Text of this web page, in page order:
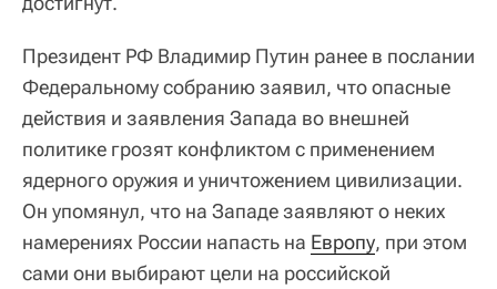
Президент РФ Владимир Путин ранее в послании
Федеральному собранию заявил, что опасные
действия и заявления Запада во внешней
политике грозят конфликтом с применением
ядерного оружия и уничтожением цивилизации.
Он упомянул, что на Западе заявляют о неких
намерениях России напасть на Европу, при этом
сами они выбирают цели на российской